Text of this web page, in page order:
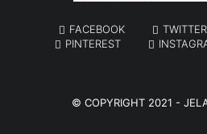
FACEBOOK TWITTER
PINTEREST
© COPYRIGHT 2021 -